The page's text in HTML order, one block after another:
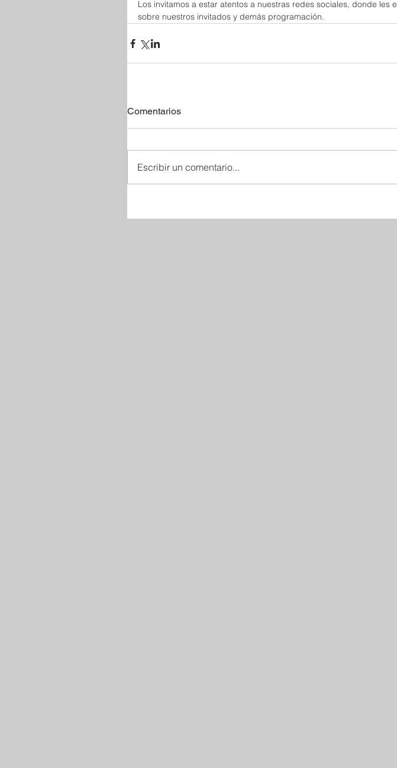
Los invitamos a estar atentos a nuestras redes sociales, donde les
sobre nuestros invitados y demás programación.
Comentarios
Escribir un comentario...